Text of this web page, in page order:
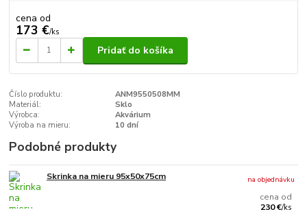
cena od
173 €/ks
Pridať do košíka
Číslo produktu:
ANM9550508MM
Materiál:
Sklo
Výrobca:
Akvárium
Výroba na mieru:
10 dní
Podobné produkty
Skrinka na mieru 95x50x75cm
cena od
230 €/ks
na objednávku